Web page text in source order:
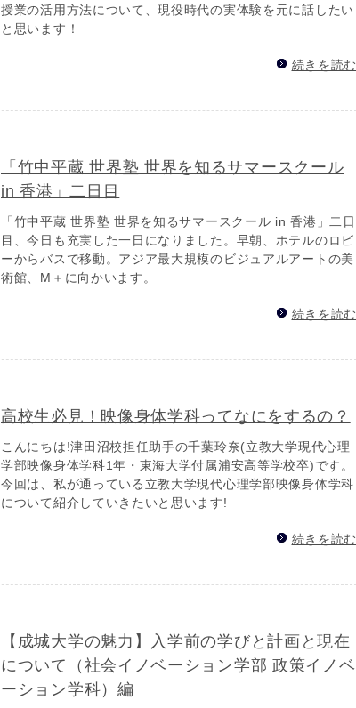
授業の活用方法について、現役時代の実体験を元に話したい
と思います！
続きを読む
「竹中平蔵 世界塾 世界を知るサマースクール
in 香港」二日目
「竹中平蔵 世界塾 世界を知るサマースクール in 香港」二日
目、今日も充実した一日になりました。早朝、ホテルのロビ
ーからバスで移動。アジア最大規模のビジュアルアートの美
術館、M＋に向かいます。
続きを読む
高校生必見！映像身体学科ってなにをするの？
こんにちは!津田沼校担任助手の千葉玲奈(立教大学現代心理
学部映像身体学科1年・東海大学付属浦安高等学校卒)です。
今回は、私が通っている立教大学現代心理学部映像身体学科
について紹介していきたいと思います!
続きを読む
【成城大学の魅力】入学前の学びと計画と現在
について（社会イノベーション学部 政策イノベ
ーション学科）編